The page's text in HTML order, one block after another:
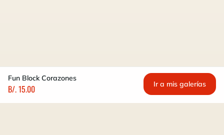
Fun Block Corazones
B/. 15.00 Ir a mis galerías